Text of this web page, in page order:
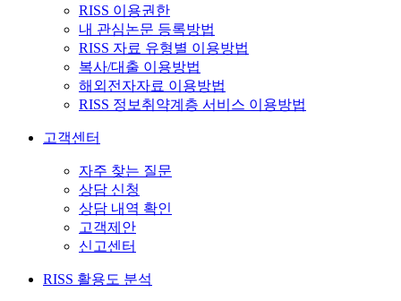
RISS 이용권한
내 관심논문 등록방법
RISS 자료 유형별 이용방법
복사/대출 이용방법
해외전자자료 이용방법
RISS 정보취약계층 서비스 이용방법
고객센터
자주 찾는 질문
상담 신청
상담 내역 확인
고객제안
신고센터
RISS 활용도 분석